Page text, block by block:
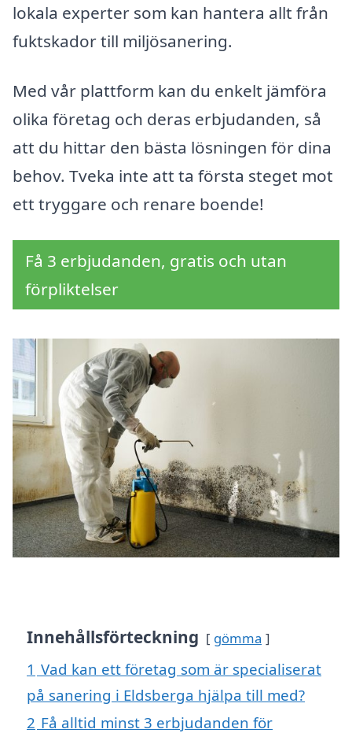
lokala experter som kan hantera allt från
fuktskador till miljösanering.
Med vår plattform kan du enkelt jämföra
olika företag och deras erbjudanden, så
att du hittar den bästa lösningen för dina
behov. Tveka inte att ta första steget mot
ett tryggare och renare boende!
Få 3 erbjudanden, gratis och utan
förpliktelser
Innehållsförteckning gömma
1 Vad kan ett företag som är specialiserat
på sanering i Eldsberga hjälpa till med?
2 Få alltid minst 3 erbjudanden för